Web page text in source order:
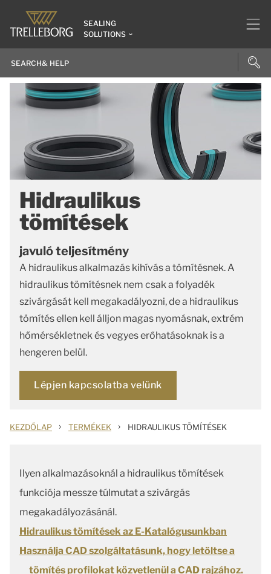
SEALING
SOLUTIONS
Hidraulikus
tömítések
javuló teljesítmény
A hidraulikus alkalmazás kihívás a tömítésnek. A
hidraulikus tömítésnek nem csak a folyadék
szivárgását kell megakadályozni, de a hidraulikus
tömítés ellen kell álljon magas nyomásnak, extrém
hőmérsékletnek és vegyes erőhatásoknak is a
hengeren belül.
Lépjen kapcsolatba velünk
KEZDŐLAP › TERMÉKEK › HIDRAULIKUS TÖMÍTÉSEK
Ilyen alkalmazásoknál a hidraulikus tömítések
funkciója messze túlmutat a szivárgás
megakadályozásánál.
Hidraulikus tömítések az E-Katalógusunkban
Használja CAD szolgáltatásunk, hogy letöltse a
tömítés profilokat közvetlenül a CAD rajzához.